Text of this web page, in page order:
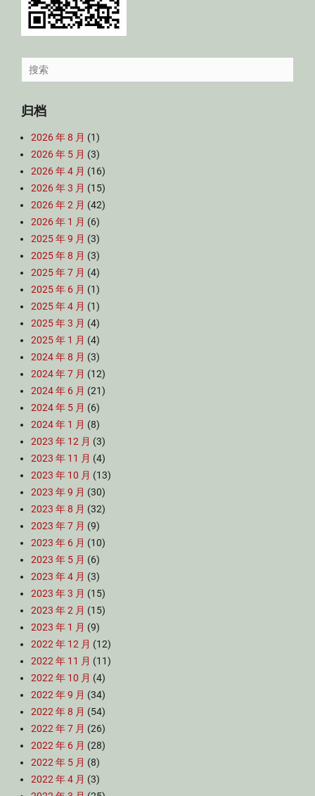
Search
for:
归档
2026 年 8 月 (1)
2026 年 5 月 (3)
2026 年 4 月 (16)
2026 年 3 月 (15)
2026 年 2 月 (42)
2026 年 1 月 (6)
2025 年 9 月 (3)
2025 年 8 月 (3)
2025 年 7 月 (4)
2025 年 6 月 (1)
2025 年 4 月 (1)
2025 年 3 月 (4)
2025 年 1 月 (4)
2024 年 8 月 (3)
2024 年 7 月 (12)
2024 年 6 月 (21)
2024 年 5 月 (6)
2024 年 1 月 (8)
2023 年 12 月 (3)
2023 年 11 月 (4)
2023 年 10 月 (13)
2023 年 9 月 (30)
2023 年 8 月 (32)
2023 年 7 月 (9)
2023 年 6 月 (10)
2023 年 5 月 (6)
2023 年 4 月 (3)
2023 年 3 月 (15)
2023 年 2 月 (15)
2023 年 1 月 (9)
2022 年 12 月 (12)
2022 年 11 月 (11)
2022 年 10 月 (4)
2022 年 9 月 (34)
2022 年 8 月 (54)
2022 年 7 月 (26)
2022 年 6 月 (28)
2022 年 5 月 (8)
2022 年 4 月 (3)